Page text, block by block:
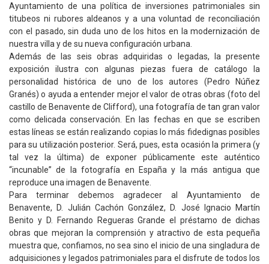
Ayuntamiento de una política de inversiones patrimoniales sin
titubeos ni rubores aldeanos y a una voluntad de reconciliación
con el pasado, sin duda uno de los hitos en la modernización de
nuestra villa y de su nueva configuración urbana.
Además de las seis obras adquiridas o legadas, la presente
exposición ilustra con algunas piezas fuera de catálogo la
personalidad histórica de uno de los autores (Pedro Núñez
Granés) o ayuda a entender mejor el valor de otras obras (foto del
castillo de Benavente de Clifford), una fotografía de tan gran valor
como delicada conservación. En las fechas en que se escriben
estas líneas se están realizando copias lo más fidedignas posibles
para su utilización posterior. Será, pues, esta ocasión la primera (y
tal vez la última) de exponer públicamente este auténtico
“incunable” de la fotografía en España y la más antigua que
reproduce una imagen de Benavente.
Para terminar debemos agradecer al Ayuntamiento de
Benavente, D. Julián Cachón González, D. José Ignacio Martín
Benito y D. Fernando Regueras Grande el préstamo de dichas
obras que mejoran la comprensión y atractivo de esta pequeña
muestra que, confiamos, no sea sino el inicio de una singladura de
adquisiciones y legados patrimoniales para el disfrute de todos los